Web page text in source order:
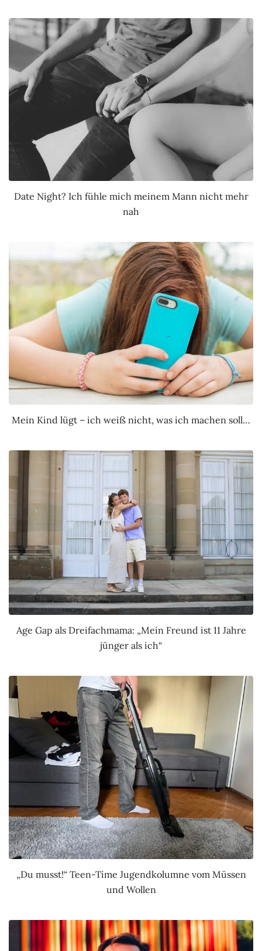
Date Night? Ich fühle mich meinem Mann nicht mehr
nah
Mein Kind lügt – ich weiß nicht, was ich machen soll…
Age Gap als Dreifachmama: „Mein Freund ist 11 Jahre
jünger als ich“
„Du musst!“ Teen-Time Jugendkolumne vom Müssen
und Wollen